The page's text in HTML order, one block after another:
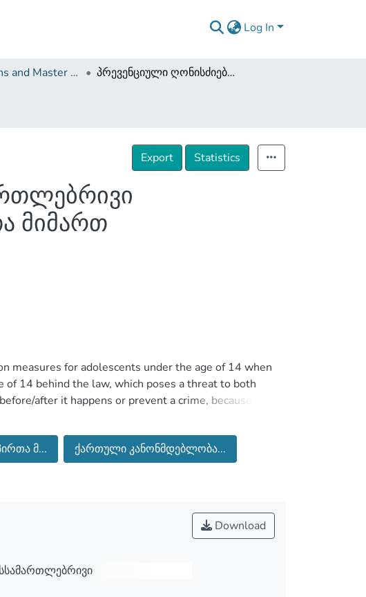
Log In
Dissertations and Master Theses პრევენციული ღონისძიებები სისხლისსამართლებრივი პასუხისმგებლობის ასაკს მიუღწეველ პირთა მიმართ
Export Statistics
მიმართ
measures for adolescents under the age of 14 when
of 14 behind the law, which poses a threat to both
after it happens or prevent a crime, because
crimes committed by persons under 14 years of
which the family and the state play an important
juvenile delinquency.
on this issue, the causes of crime and
juvenile delinquency is not a new phenomenon. It is
is a whole global problem.
მ...
ქართული კანონმდებლობა...
Download
მიმართ